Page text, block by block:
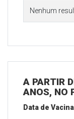
Nenhum
A PARTIR
ANOS, NO
Data de